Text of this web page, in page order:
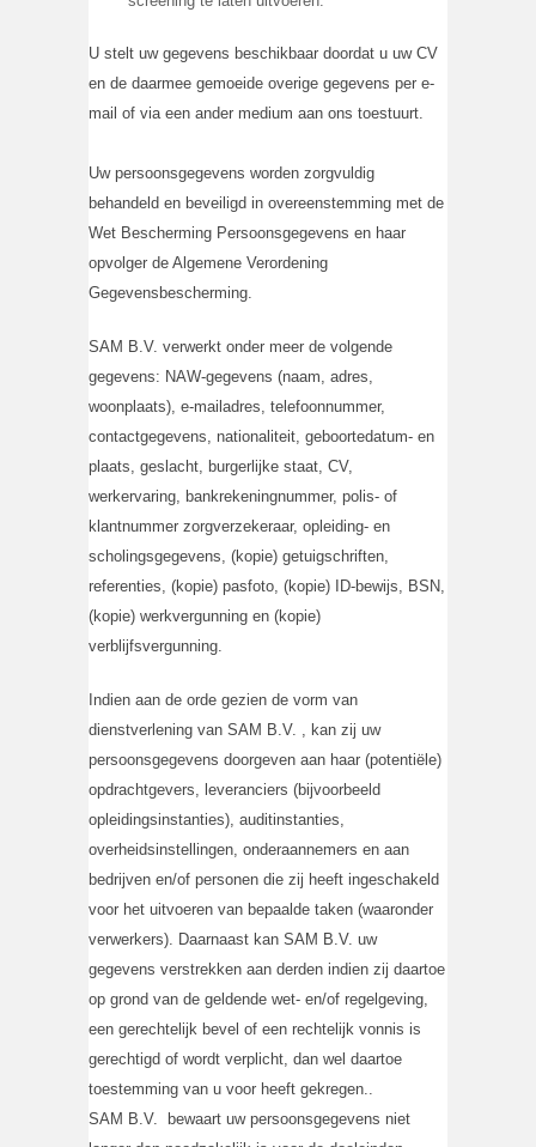
U stelt uw gegevens beschikbaar doordat u uw CV
en de daarmee gemoeide overige gegevens per e-
mail of via een ander medium aan ons toestuurt.
Uw persoonsgegevens worden zorgvuldig
behandeld en beveiligd in overeenstemming met de
Wet Bescherming Persoonsgegevens en haar
opvolger de Algemene Verordening
Gegevensbescherming.
SAM B.V. verwerkt onder meer de volgende
gegevens: NAW-gegevens (naam, adres,
woonplaats), e-mailadres, telefoonnummer,
contactgegevens, nationaliteit, geboortedatum- en
plaats, geslacht, burgerlijke staat, CV,
werkervaring, bankrekeningnummer, polis- of
klantnummer zorgverzekeraar, opleiding- en
scholingsgegevens, (kopie) getuigschriften,
referenties, (kopie) pasfoto, (kopie) ID-bewijs, BSN,
(kopie) werkvergunning en (kopie)
verblijfsvergunning.
Indien aan de orde gezien de vorm van
dienstverlening van SAM B.V. , kan zij uw
persoonsgegevens doorgeven aan haar (potentiële)
opdrachtgevers, leveranciers (bijvoorbeeld
opleidingsinstanties), auditinstanties,
overheidsinstellingen, onderaannemers en aan
bedrijven en/of personen die zij heeft ingeschakeld
voor het uitvoeren van bepaalde taken (waaronder
verwerkers). Daarnaast kan SAM B.V. uw
gegevens verstrekken aan derden indien zij daartoe
op grond van de geldende wet- en/of regelgeving,
een gerechtelijk bevel of een rechtelijk vonnis is
gerechtigd of wordt verplicht, dan wel daartoe
toestemming van u voor heeft gekregen..
SAM B.V. bewaart uw persoonsgegevens niet